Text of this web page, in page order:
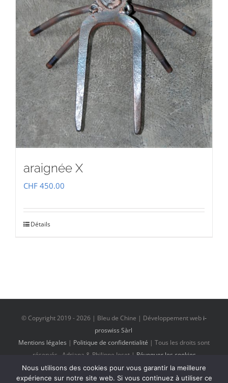
araignée X
CHF 450.00
Détails
© Copyright 2019 -2026 | Bleu de Chine | Développement web i-
proswiss Sàrl
Mentions légales | Politique de confidentialité | Tous les droits sont
réservés Adriana & Philippe Ioset | Révoquer les cookies
Nous utilisons des cookies pour vous garantir la meilleure
expérience sur notre site web. Si vous continuez à utiliser ce